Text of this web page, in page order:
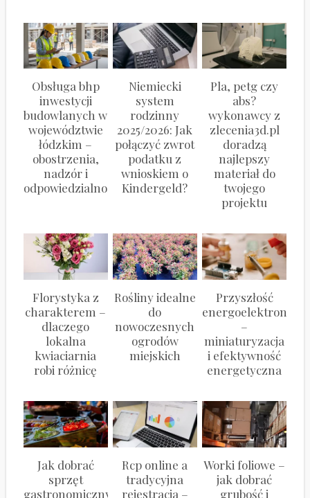
Obsługa bhp
inwestycji
budowlanych w
województwie
łódzkim –
obostrzenia,
nadzór i
odpowiedzialność
Niemiecki
system
rodzinny
2025/2026: Jak
połączyć zwrot
podatku z
wnioskiem o
Kindergeld?
Pla, petg czy
abs?
wykonawcy z
zlecenia3d.pl
doradzą
najlepszy
materiał do
twojego
projektu
Florystyka z
charakterem –
dlaczego
lokalna
kwiaciarnia
robi różnicę
Rośliny idealne
do
nowoczesnych
ogrodów
miejskich
Przyszłość
energoelektroniki
–
miniaturyzacja
i efektywność
energetyczna
Jak dobrać
sprzęt
gastronomiczny
Rcp online a
tradycyjna
rejestracja –
Worki foliowe –
jak dobrać
grubość i